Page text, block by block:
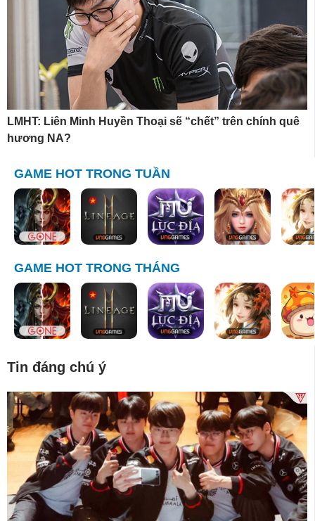
LMHT: Liên Minh Huyền Thoại sẽ “chết” trên chính quê
hương NA?
GAME HOT TRONG TUẦN
GAME HOT TRONG THÁNG
Tin đáng chú ý